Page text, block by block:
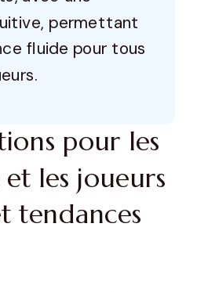
permettant
fluide pour tous
pour les
les joueurs
tendances